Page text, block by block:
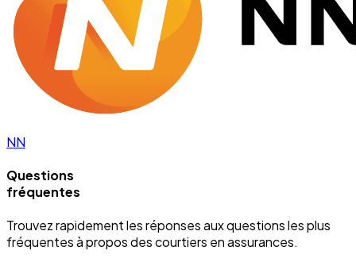
NN
Questions
fréquentes
Trouvez rapidement les réponses aux questions les plus
fréquentes à propos des courtiers en assurances.